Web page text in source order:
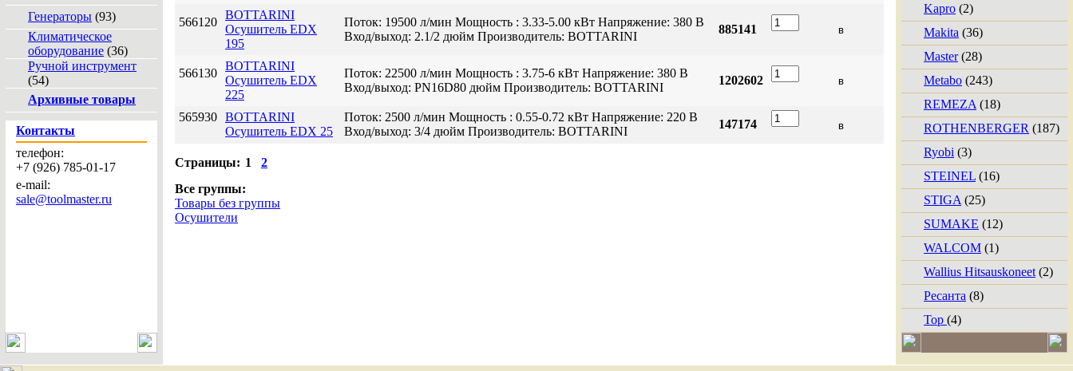
Генераторы (93)
Климатическое
оборудование (36)
Ручной инструмент
(54)
Архивные товары
Контакты
телефон:
+7 (926) 785-01-17
e-mail:
sale@toolmaster.ru
566120
BOTTARINI
Осушитель EDX
195
Поток: 19500 л/мин Мощность : 3.33-5.00 кВт Напряжение: 380 В
Вход/выход: 2.1/2 дюйм Производитель: BOTTARINI
885141
566130
BOTTARINI
Осушитель EDX
225
Поток: 22500 л/мин Мощность : 3.75-6 кВт Напряжение: 380 В
Вход/выход: PN16D80 дюйм Производитель: BOTTARINI
1202602
565930 BOTTARINI
Осушитель EDX 25
Поток: 2500 л/мин Мощность : 0.55-0.72 кВт Напряжение: 220 В
Вход/выход: 3/4 дюйм Производитель: BOTTARINI
147174
Страницы: 1
2
Все группы:
Товары без группы
Осушители
Kapro (2)
Makita (36)
Master(28)
Metabo (243)
REMEZA (18)
ROTHENBERGER (187)
Ryobi (3)
STEINEL (16)
STIGA (25)
SUMAKE (12)
WALCOM (1)
Wallius Hitsauskoneet (2)
Ресанта (8)
Тор (4)